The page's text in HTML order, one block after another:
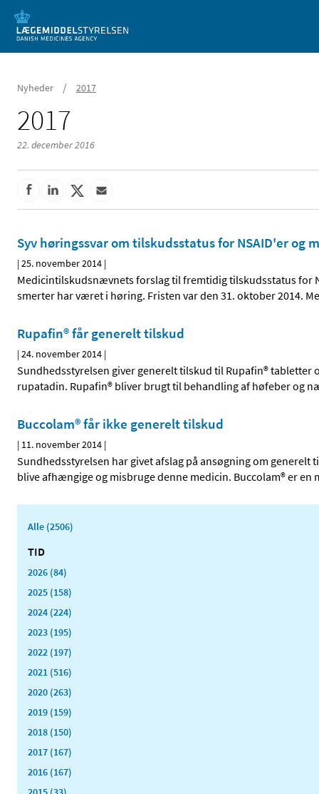
Mobil visning
Nyheder / 2017
2017
22. december 2016
Syv høringssvar om tilskudsstatus for NSAID'er og
|25. november 2014 |
Medicintilskudsnævnets forslag til fremtidig tilskudsstatus for
smerter har været i høring. Fristen var den 31. oktober 2014.
Rupafin® får generelt tilskud
|24. november 2014 |
Sundhedsstyrelsen giver generelt tilskud til Rupafin®
rupatadin. Rupafin® bliver brugt til behandling af høfeber og
Buccolam® får ikke generelt tilskud
| 11. november 2014 |
Sundhedsstyrelsen har givet afslag på ansøgning om
blive afhængige og misbruge denne medicin. Buccolam® er
Alle (2506)
TID
2026 (84)
2025 (158)
2024 (224)
2023 (195)
2022 (197)
2021 (516)
2020 (263)
2019 (159)
2018 (150)
2017 (167)
2016 (167)